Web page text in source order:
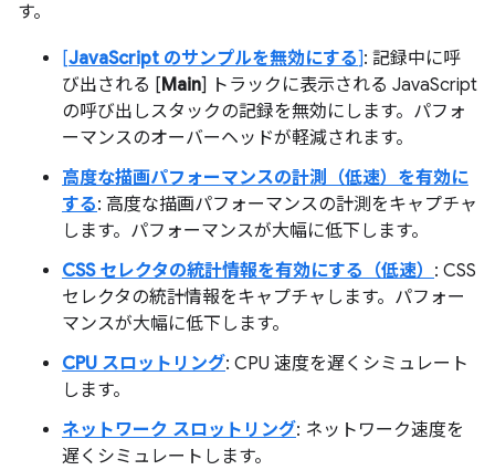
す。
[JavaScript のサンプルを無効にする]: 記録中に呼
び出される [Main] トラックに表示される JavaScript
の呼び出しスタックの記録を無効にします。パフォ
ーマンスのオーバーヘッドが軽減されます。
高度な描画パフォーマンスの計測（低速）を有効に
する: 高度な描画パフォーマンスの計測をキャプチャ
します。パフォーマンスが大幅に低下します。
CSS セレクタの統計情報を有効にする（低速） : CSS
セレクタの統計情報をキャプチャします。パフォー
マンスが大幅に低下します。
CPU スロットリング: CPU 速度を遅くシミュレート
します。
ネットワーク スロットリング: ネットワーク速度を
遅くシミュレートします。